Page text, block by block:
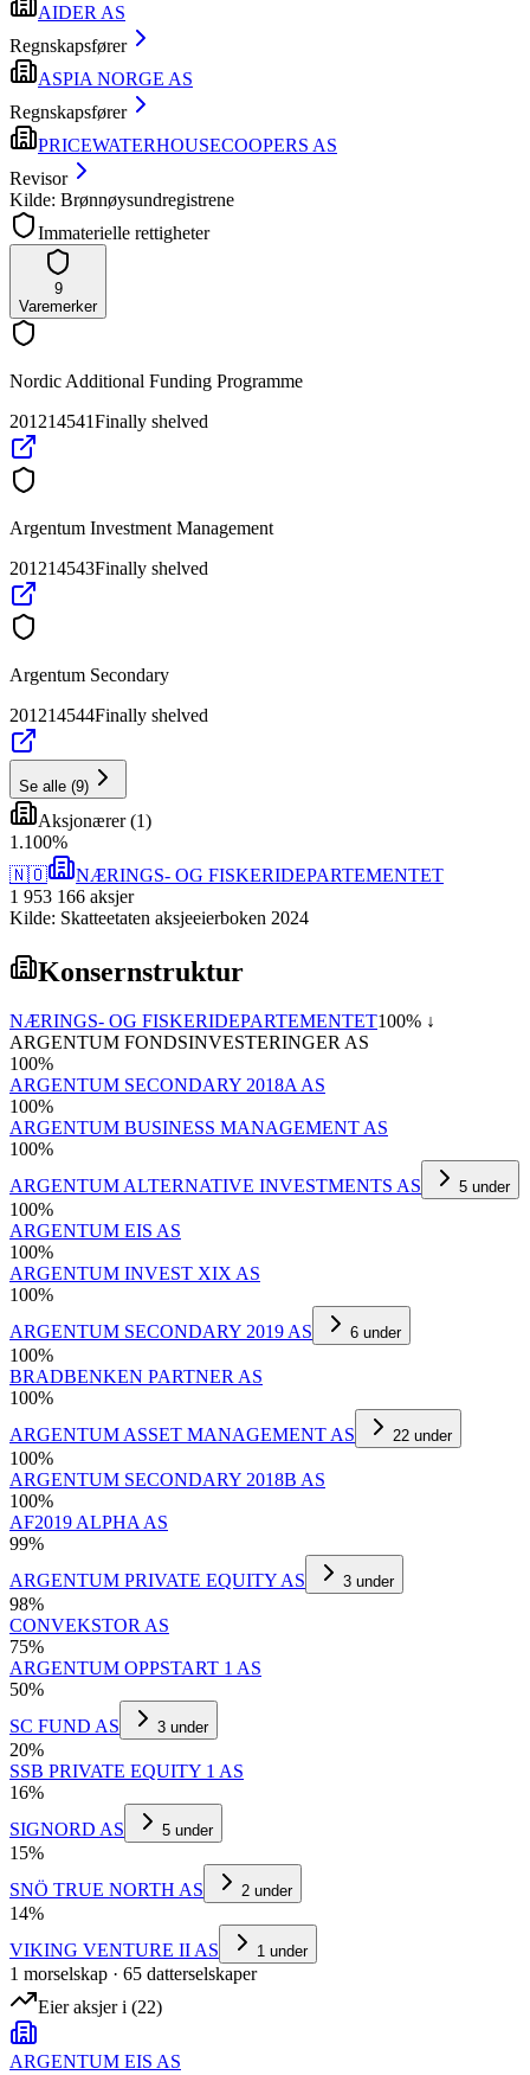
AIDER AS
Regnskapsfører
ASPIA NORGE AS
Regnskapsfører
PRICEWATERHOUSECOOPERS AS
Revisor
Kilde: Brønnøysundregistrene
Immaterielle rettigheter
9
Varemerker
Nordic Additional Funding Programme
201214541Finally shelved
Argentum Investment Management
201214543Finally shelved
Argentum Secondary
201214544Finally shelved
Se alle (9)
Aksjonærer(1)
1 .100%
🇳🇴
NÆRINGS- OG FISKERIDEPARTEMENTET
1 953 166 aksjer
Kilde: Skatteetaten aksjeeierboken 2024
Konsernstruktur
NÆRINGS- OG FISKERIDEPARTEMENTET100% ↓
ARGENTUM FONDSINVESTERINGER AS
100%
ARGENTUM SECONDARY 2018A AS
100%
ARGENTUM BUSINESS MANAGEMENT AS
100%
ARGENTUM ALTERNATIVE INVESTMENTS AS
5 under
100%
ARGENTUM EIS AS
100%
ARGENTUM INVEST XIX AS
100%
ARGENTUM SECONDARY 2019 AS
6 under
100%
BRADBENKEN PARTNER AS
100%
ARGENTUM ASSET MANAGEMENT AS
22 under
100%
ARGENTUM SECONDARY 2018B AS
100%
AF2019 ALPHA AS
99%
ARGENTUM PRIVATE EQUITY AS
3 under
98%
CONVEKSTOR AS
75%
ARGENTUM OPPSTART 1 AS
50%
SC FUND AS
3 under
20%
SSB PRIVATE EQUITY 1 AS
16%
SIGNORD AS
5 under
15%
SNÖ TRUE NORTH AS
2 under
14%
VIKING VENTURE II AS
1 under
1 morselskap · 65 datterselskaper
Eier aksjer i (22)
ARGENTUM EIS AS